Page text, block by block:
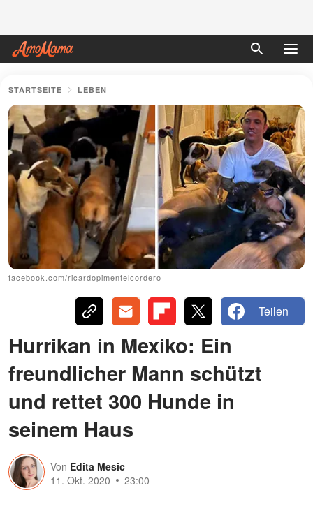
STARTSEITE LEBEN
facebook.com/ricardopimentelcordero
Teilen
Hurrikan in Mexiko: Ein
freundlicher Mann schützt
und rettet 300 Hunde in
seinem Haus
Von Edita Mesic
11. Okt. 2020
23:00